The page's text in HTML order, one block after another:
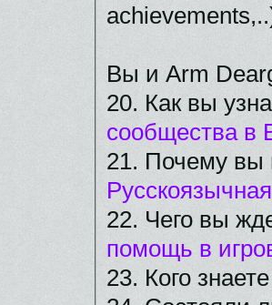
Вы и Arm
20. Как вы
сообщества в
21. Почему вы
Русскоязычная
22. Чего вы
помощь в
23. Кого